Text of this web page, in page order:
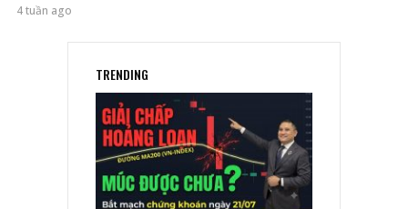
4 tuần ago
TRENDING